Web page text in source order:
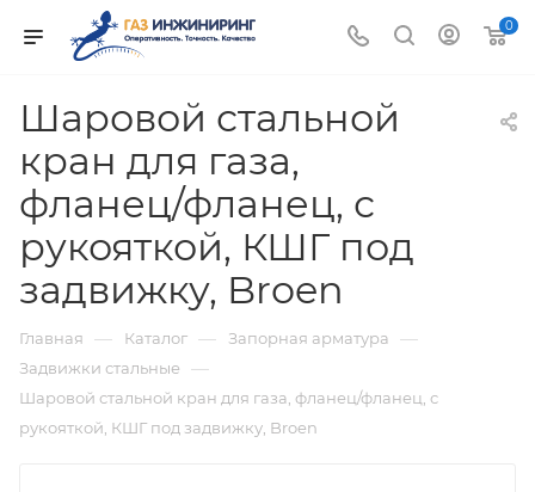
0
Шаровой стальной
кран для газа,
фланец/фланец, с
рукояткой, КШГ под
задвижку, Broen
Главная — Каталог — Запорная арматура —
Задвижки стальные —
Шаровой стальной кран для газа, фланец/фланец, с
рукояткой, КШГ под задвижку, Broen